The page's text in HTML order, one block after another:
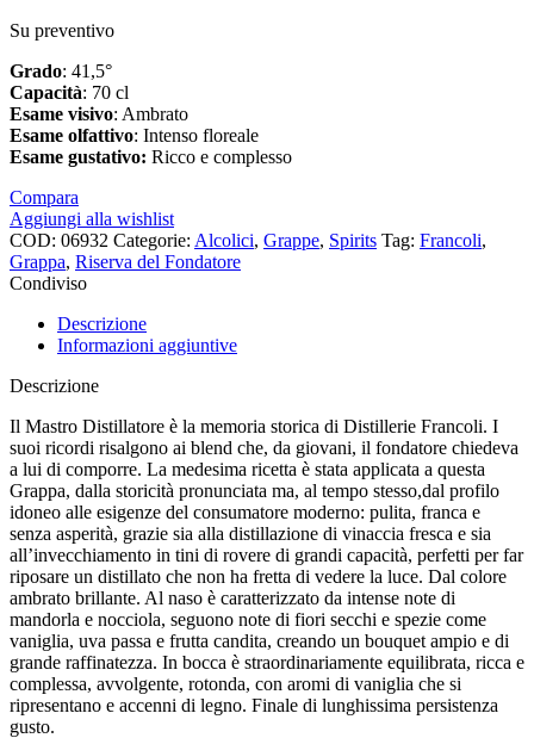
Su preventivo
Grado: 41,5°
Capacità: 70 cl
Esame visivo: Ambrato
Esame olfattivo: Intenso floreale
Esame gustativo: Ricco e complesso
Compara
Aggiungi alla wishlist
COD: 06932 Categorie: Alcolici, Grappe, Spirits Tag: Francoli,
Grappa, Riserva del Fondatore
Condiviso
Descrizione
Informazioni aggiuntive
Descrizione
Il Mastro Distillatore è la memoria storica di Distillerie Francoli. I
suoi ricordi risalgono ai blend che, da giovani, il fondatore chiedeva
a lui di comporre. La medesima ricetta è stata applicata a questa
Grappa, dalla storicità pronunciata ma, al tempo stesso,dal profilo
idoneo alle esigenze del consumatore moderno: pulita, franca e
senza asperità, grazie sia alla distillazione di vinaccia fresca e sia
all’invecchiamento in tini di rovere di grandi capacità, perfetti per far
riposare un distillato che non ha fretta di vedere la luce. Dal colore
ambrato brillante. Al naso è caratterizzato da intense note di
mandorla e nocciola, seguono note di fiori secchi e spezie come
vaniglia, uva passa e frutta candita, creando un bouquet ampio e di
grande raffinatezza. In bocca è straordinariamente equilibrata, ricca e
complessa, avvolgente, rotonda, con aromi di vaniglia che si
ripresentano e accenni di legno. Finale di lunghissima persistenza
gusto.